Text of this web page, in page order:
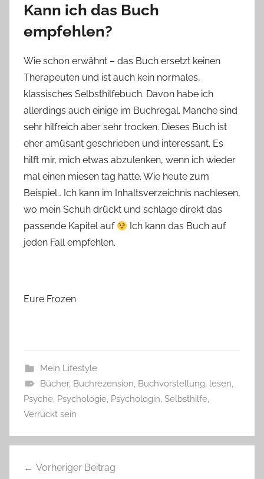
Kann ich das Buch
empfehlen?
Wie schon erwähnt – das Buch ersetzt keinen
Therapeuten und ist auch kein normales,
klassisches Selbsthilfebuch. Davon habe ich
allerdings auch einige im Buchregal. Manche sind
sehr hilfreich aber sehr trocken. Dieses Buch ist
eher amüsant geschrieben und interessant. Es
hilft mir, mich etwas abzulenken, wenn ich wieder
mal einen miesen tag hatte. Wie heute zum
Beispiel… Ich kann im Inhaltsverzeichnis nachlesen,
wo mein Schuh drückt und schlage direkt das
passende Kapitel auf
Ich kann das Buch auf
jeden Fall empfehlen.
Eure Frozen
Mein Lifestyle
Bücher, Buchrezension, Buchvorstellung, lesen,
Psyche, Psychologie, Psychologin, Selbsthilfe,
Verrückt sein
Vorheriger Beitrag